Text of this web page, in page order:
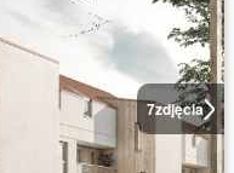
7zdjęcia